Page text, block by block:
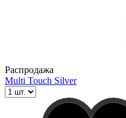
Распродажа
Multi Touch Silver